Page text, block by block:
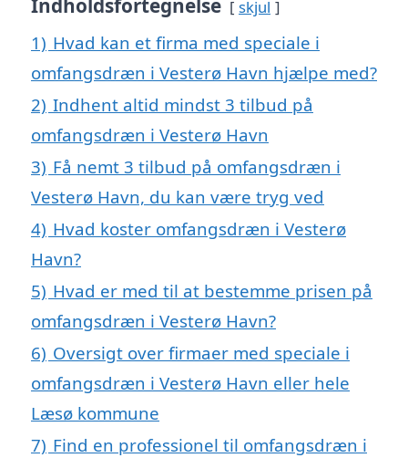
Indholdsfortegnelse skjul
1) Hvad kan et firma med speciale i
omfangsdræn i Vesterø Havn hjælpe med?
2) Indhent altid mindst 3 tilbud på
omfangsdræn i Vesterø Havn
3) Få nemt 3 tilbud på omfangsdræn i
Vesterø Havn, du kan være tryg ved
4) Hvad koster omfangsdræn i Vesterø
Havn?
5) Hvad er med til at bestemme prisen på
omfangsdræn i Vesterø Havn?
6) Oversigt over firmaer med speciale i
omfangsdræn i Vesterø Havn eller hele
Læsø kommune
7) Find en professionel til omfangsdræn i